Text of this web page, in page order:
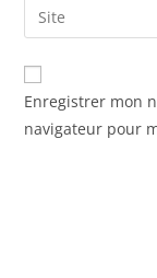
Enregistrer mon
navigateur pour